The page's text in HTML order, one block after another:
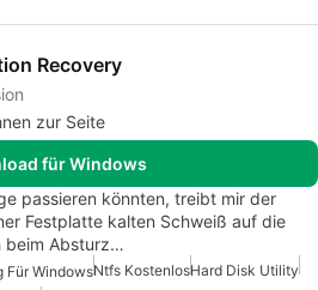
Recovery
zur Seite
für Windows
passieren könnten, treibt mir der
Festplatte kalten Schweiß auf die
beim Absturz…
Für WindowsNtfs KostenlosHard Disk Utility